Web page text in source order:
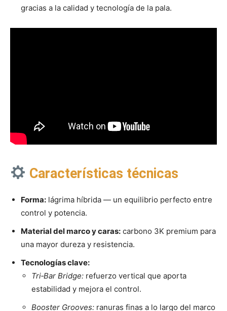
gracias a la calidad y tecnología de la pala.
Características técnicas
Forma: lágrima híbrida — un equilibrio perfecto entre
control y potencia.
Material del marco y caras: carbono 3K premium para
una mayor dureza y resistencia.
Tecnologías clave:
Tri‑Bar Bridge: refuerzo vertical que aporta
estabilidad y mejora el control.
Booster Grooves: ranuras finas a lo largo del marco